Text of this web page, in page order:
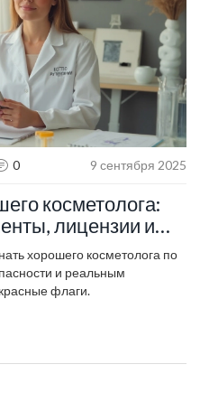
0 9 сентября 2025
косметолога:
лицензии и
хорошего косметолога по
и реальным
флаги.